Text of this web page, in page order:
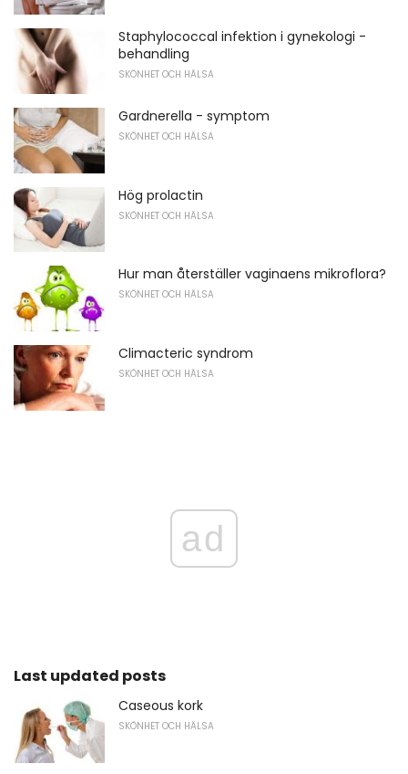
Staphylococcal infektion i gynekologi -
behandling
SKÖNHET OCH HÄLSA
Gardnerella - symptom
SKÖNHET OCH HÄLSA
Hög prolactin
SKÖNHET OCH HÄLSA
Hur man återställer vaginaens mikroflora?
SKÖNHET OCH HÄLSA
Climacteric syndrom
SKÖNHET OCH HÄLSA
ad
Last updated posts
Caseous kork
SKÖNHET OCH HÄLSA